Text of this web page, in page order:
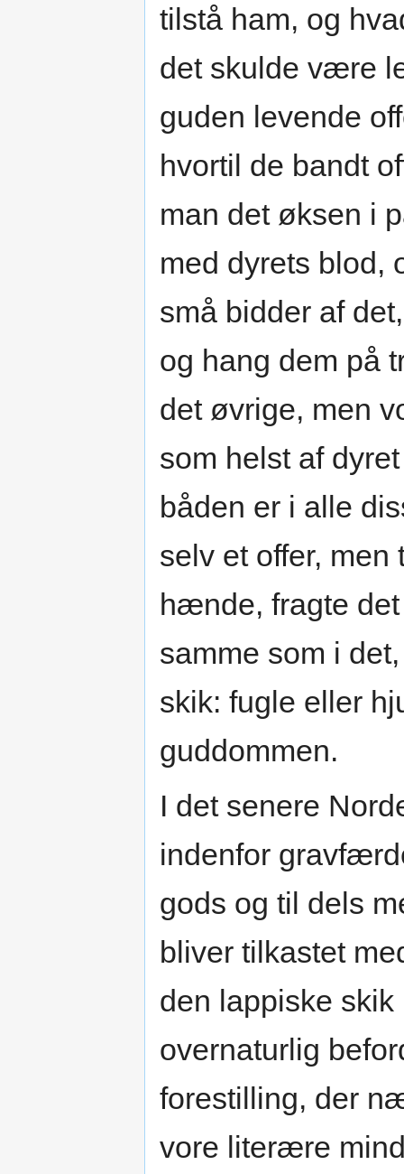
tilstå ham, og
det skulde være
guden levende
hvortil de bandt
man det øksen i
med dyrets blod,
små bidder af
og hang dem på
det øvrige, men
som helst af
båden er i alle
selv et offer,
hænde, fragte
samme som i
skik: fugle eller
guddommen.
I det senere
indenfor
gods og til dels
bliver tilkastet
den lappiske
overnaturlig
forestilling, der
vore literære